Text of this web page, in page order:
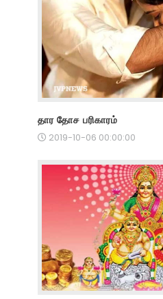
தார தோச பரிகாரம்
2019-10-06 00:00:00